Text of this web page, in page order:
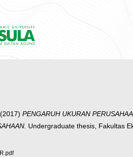
(2017) PENGARUH UKURAN
Undergraduate thesis, Fakultas